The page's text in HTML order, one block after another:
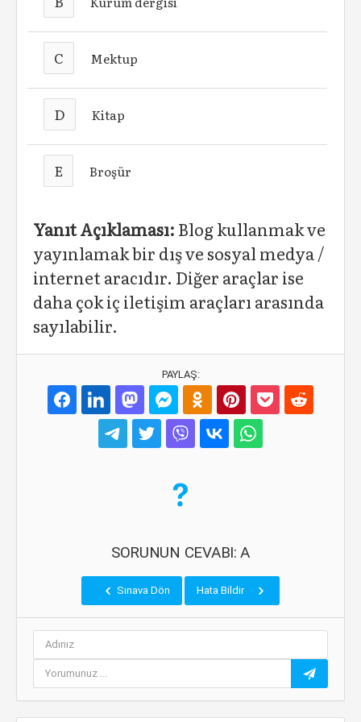
C Mektup
D Kitap
E Broşür
Yanıt Açıklaması: Blog kullanmak ve
yayınlamak bir dış ve sosyal medya /
internet aracıdır. Diğer araçlar ise
daha çok iç iletişim araçları arasında
sayılabilir.
PAYLAŞ:
SORUNUN CEVABI: A
Sınava Dön Hata Bildir